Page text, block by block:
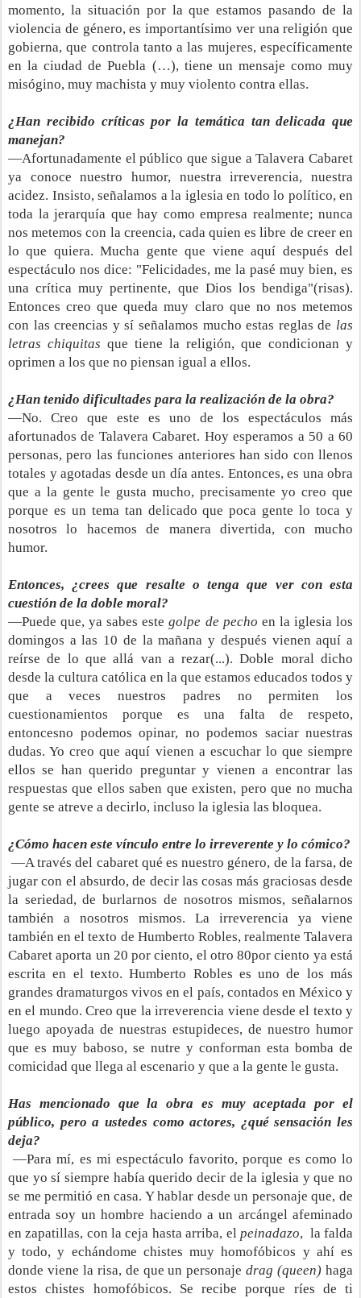
momento, la situación por la que estamos pasando de la
violencia de género, es importantísimo ver una religión que
gobierna, que controla tanto a las mujeres, específicamente
en la ciudad de Puebla (…), tiene un mensaje como muy
misógino, muy machista y muy violento contra ellas.
¿Han recibido críticas por la temática tan delicada que
manejan?
—Afortunadamente el público que sigue a Talavera Cabaret
ya conoce nuestro humor, nuestra irreverencia, nuestra
acidez. Insisto, señalamos a la iglesia en todo lo político, en
toda la jerarquía que hay como empresa realmente; nunca
nos metemos con la creencia, cada quien es libre de creer en
lo que quiera. Mucha gente que viene aquí después del
espectáculo nos dice: "Felicidades, me la pasé muy bien, es
una crítica muy pertinente, que Dios los bendiga"(risas).
Entonces creo que queda muy claro que no nos metemos
con las creencias y sí señalamos mucho estas reglas de las
letras chiquitas que tiene la religión, que condicionan y
oprimen a los que no piensan igual a ellos.
¿Han tenido dificultades para la realización de la obra?
—No. Creo que este es uno de los espectáculos más
afortunados de Talavera Cabaret. Hoy esperamos a 50 a 60
personas, pero las funciones anteriores han sido con llenos
totales y agotadas desde un día antes. Entonces, es una obra
que a la gente le gusta mucho, precisamente yo creo que
porque es un tema tan delicado que poca gente lo toca y
nosotros lo hacemos de manera divertida, con mucho
humor.
Entonces, ¿crees que resalte o tenga que ver con esta
cuestión de la doble moral?
—Puede que, ya sabes estegolpe de pecho en la iglesia los
domingos a las 10 de la mañana y después vienen aquí a
reírse de lo que allá van a rezar(...). Doble moral dicho
desde la cultura católica en la que estamos educados todos y
que a veces nuestros padres no permiten los
cuestionamientos porque es una falta de respeto,
entoncesno podemos opinar, no podemos saciar nuestras
dudas. Yo creo que aquí vienen a escuchar lo que siempre
ellos se han querido preguntar y vienen a encontrar las
respuestas que ellos saben que existen, pero que no mucha
gente se atreve a decirlo, incluso la iglesia las bloquea.
¿Cómo hacen este vínculo entre lo irreverente y lo cómico?
—A través del cabaret qué es nuestro género, de la farsa, de
jugar con el absurdo, de decir las cosas más graciosas desde
la seriedad, de burlarnos de nosotros mismos, señalarnos
también a nosotros mismos. La irreverencia ya viene
también en el texto de Humberto Robles, realmente Talavera
Cabaret aporta un 20 por ciento, el otro 80por ciento ya está
escrita en el texto. Humberto Robles es uno de los más
grandes dramaturgos vivos en el país, contados en México y
en el mundo. Creo que la irreverencia viene desde el texto y
luego apoyada de nuestras estupideces, de nuestro humor
que es muy baboso, se nutre y conforman esta bomba de
comicidad que llega al escenario y que a la gente le gusta.
Has mencionado que la obra es muy aceptada por el
público, pero a ustedes como actores, ¿qué sensación les
deja?
—Para mí, es mi espectáculo favorito, porque es como lo
que yo sí siempre había querido decir de la iglesia y que no
se me permitió en casa. Y hablar desde un personaje que, de
entrada soy un hombre haciendo a un arcángel afeminado
en zapatillas, con la ceja hasta arriba, el peinadazo, la falda
y todo, y echándome chistes muy homofóbicos y ahí es
donde viene la risa, de que un personajedrag (queen)haga
estos chistes homofóbicos. Se recibe porque ríes de ti